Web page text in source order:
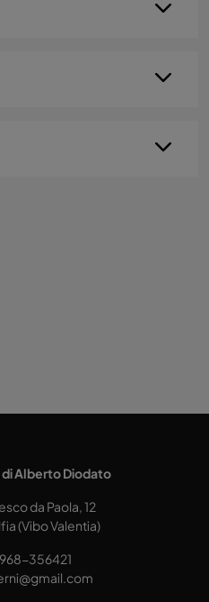
di Alberto Diodato
da Paola, 12
(Vibo Valentia)
356421